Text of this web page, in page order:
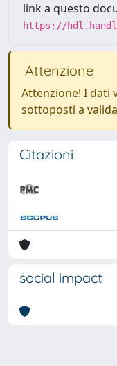
link a questo
https://
Attenzione
Attenzione! I dati
sottoposti a
Citazioni
social impact